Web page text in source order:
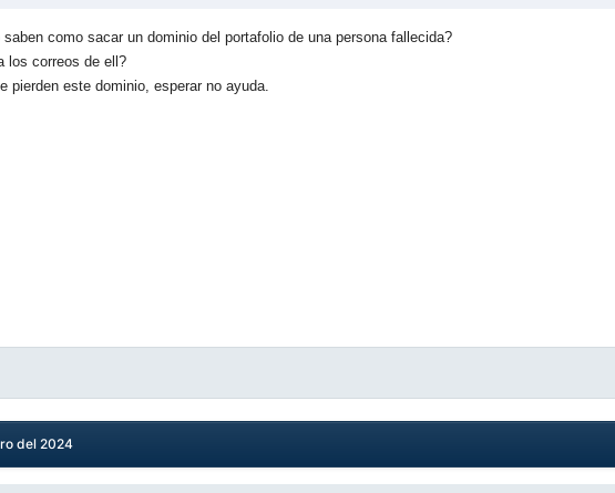
saben como sacar un dominio del portafolio de una persona fallecida?
los correos de ell?
pierden este dominio, esperar no ayuda.
del 2024